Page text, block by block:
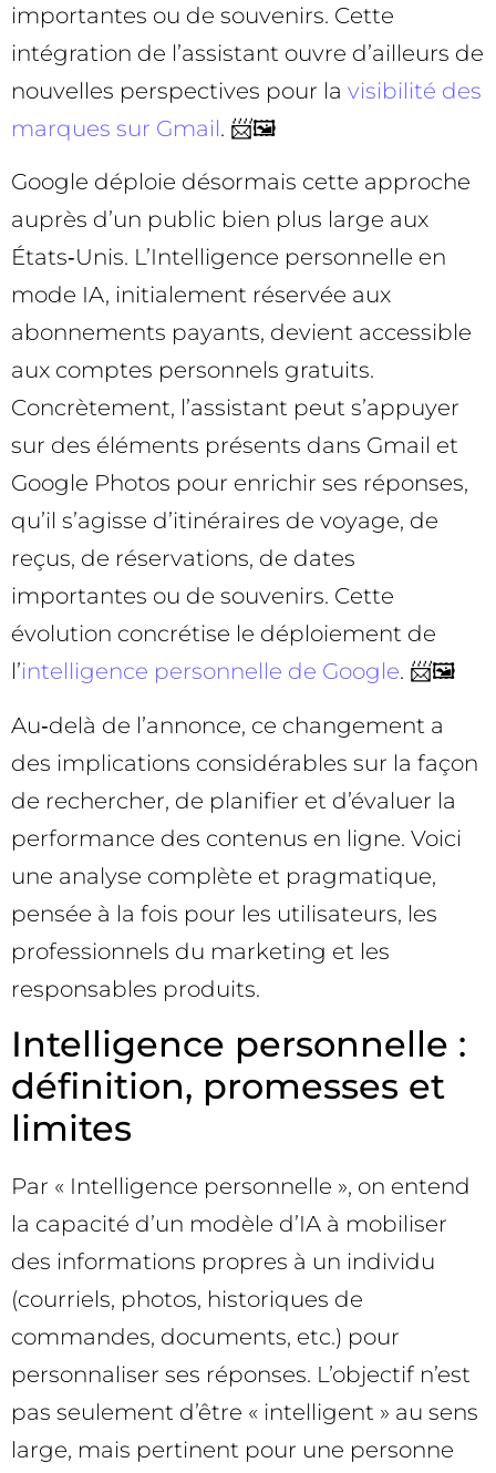
importantes ou de souvenirs. Cette
intégration de l’assistant ouvre d’ailleurs de
nouvelles perspectives pour la visibilité des
marques sur Gmail. 📨🖼️
Google déploie désormais cette approche
auprès d’un public bien plus large aux
États‑Unis. L’Intelligence personnelle en
mode IA, initialement réservée aux
abonnements payants, devient accessible
aux comptes personnels gratuits.
Concrètement, l’assistant peut s’appuyer
sur des éléments présents dans Gmail et
Google Photos pour enrichir ses réponses,
qu’il s’agisse d’itinéraires de voyage, de
reçus, de réservations, de dates
importantes ou de souvenirs. Cette
évolution concrétise le déploiement de
l’intelligence personnelle de Google. 📨🖼️
Au‑delà de l’annonce, ce changement a
des implications considérables sur la façon
de rechercher, de planifier et d’évaluer la
performance des contenus en ligne. Voici
une analyse complète et pragmatique,
pensée à la fois pour les utilisateurs, les
professionnels du marketing et les
responsables produits.
Intelligence personnelle :
définition, promesses et
limites
Par « Intelligence personnelle », on entend
la capacité d’un modèle d’IA à mobiliser
des informations propres à un individu
(courriels, photos, historiques de
commandes, documents, etc.) pour
personnaliser ses réponses. L’objectif n’est
pas seulement d’être « intelligent » au sens
large, mais pertinent pour une personne